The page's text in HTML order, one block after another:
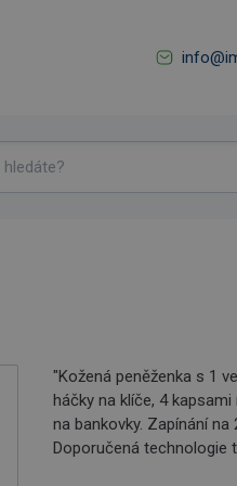
"Kožená peněženka s 1
háčky na klíče, 4
na bankovky. Zapínání na
Doporučená technologie